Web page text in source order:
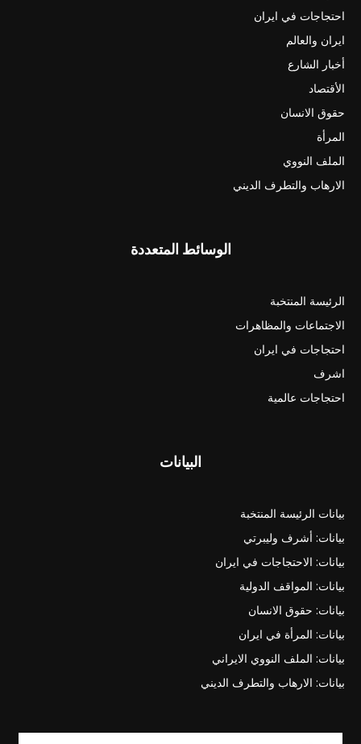
احتجاجات في ايران
ايران والعالم
أخبار الشارع
الأقتصاد
حقوق الانسان
المرأة
الملف النووي
الارهاب والتطرف الديني
الوسائط المتعددة
الرئيسة المنتخبة
الاجتماعات والمظاهرات
احتجاجات في ايران
اشرف
احتجاجات عالمية
البيانات
بيانات الرئيسة المنتخبة
بيانات: أشرف وليبرتي
بيانات: الاحتجاجات في ايران
بيانات: المواقف الدولية
بيانات: حقوق الانسان
بيانات: المرأة في ايران
بيانات: الملف النووي الايراني
بيانات: الارهاب والتطرف الديني